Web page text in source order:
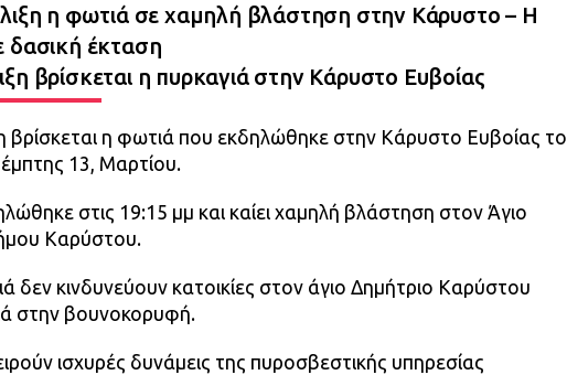
η φωτιά σε χαμηλή βλάστηση στην Κάρυστο – Η
δασική έκταση
βρίσκεται η πυρκαγιά στην Κάρυστο Ευβοίας
βρίσκεται η φωτιά που εκδηλώθηκε στην Κάρυστο Ευβοίας το
13, Μαρτίου.
στις 19:15 μμ και καίει χαμηλή βλάστηση στον Άγιο
Καρύστου.
δεν κινδυνεύουν κατοικίες στον άγιο Δημήτριο Καρύστου
στην βουνοκορυφή.
ισχυρές δυνάμεις της πυροσβεστικής υπηρεσίας